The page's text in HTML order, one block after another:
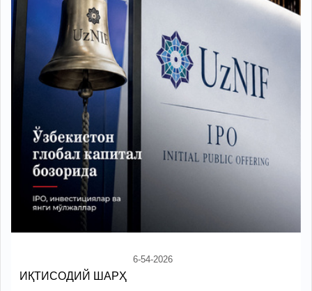
6-54-2026
ИҚТИСОДИЙ ШАРҲ